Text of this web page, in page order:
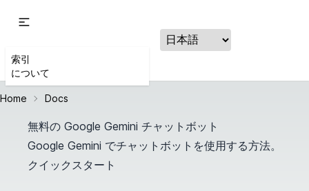
索引
について
Home Docs
無料の Google Gemini チャットボット
Google Gemini でチャットボットを使用する方法。
クイックスタート